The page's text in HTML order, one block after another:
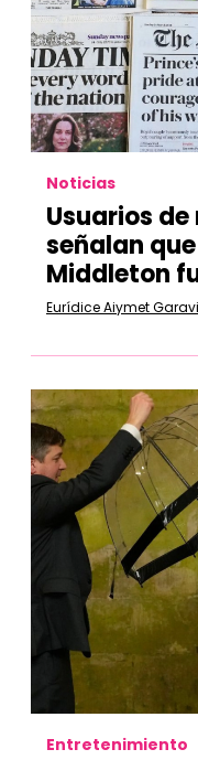
Noticias
Usuarios
señalan
Middleton
Eurídice Aiymet
Entretenimiento